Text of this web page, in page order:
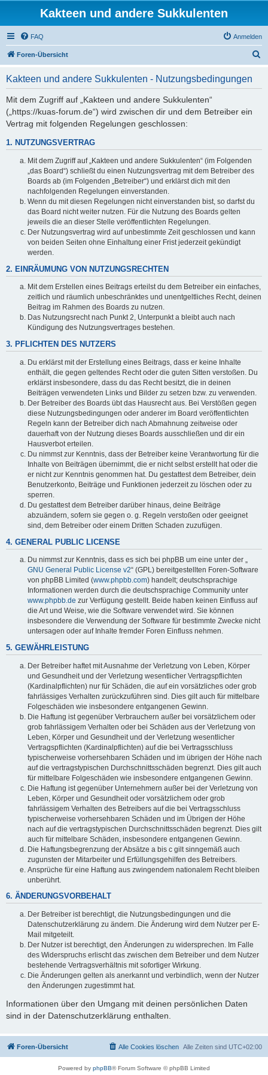
Kakteen und andere Sukkulenten
FAQ Anmelden
Foren-Übersicht
Kakteen und andere Sukkulenten - Nutzungsbedingungen
Mit dem Zugriff auf „Kakteen und andere Sukkulenten“
(„https://kuas-forum.de“) wird zwischen dir und dem Betreiber ein
Vertrag mit folgenden Regelungen geschlossen:
1. NUTZUNGSVERTRAG
Mit dem Zugriff auf „Kakteen und andere Sukkulenten“ (im Folgenden
„das Board“) schließt du einen Nutzungsvertrag mit dem Betreiber des
Boards ab (im Folgenden „Betreiber“) und erklärst dich mit den
nachfolgenden Regelungen einverstanden.
Wenn du mit diesen Regelungen nicht einverstanden bist, so darfst du
das Board nicht weiter nutzen. Für die Nutzung des Boards gelten
jeweils die an dieser Stelle veröffentlichten Regelungen.
Der Nutzungsvertrag wird auf unbestimmte Zeit geschlossen und kann
von beiden Seiten ohne Einhaltung einer Frist jederzeit gekündigt
werden.
2. EINRÄUMUNG VON NUTZUNGSRECHTEN
Mit dem Erstellen eines Beitrags erteilst du dem Betreiber ein einfaches,
zeitlich und räumlich unbeschränktes und unentgeltliches Recht, deinen
Beitrag im Rahmen des Boards zu nutzen.
Das Nutzungsrecht nach Punkt 2, Unterpunkt a bleibt auch nach
Kündigung des Nutzungsvertrages bestehen.
3. PFLICHTEN DES NUTZERS
Du erklärst mit der Erstellung eines Beitrags, dass er keine Inhalte
enthält, die gegen geltendes Recht oder die guten Sitten verstoßen. Du
erklärst insbesondere, dass du das Recht besitzt, die in deinen
Beiträgen verwendeten Links und Bilder zu setzen bzw. zu verwenden.
Der Betreiber des Boards übt das Hausrecht aus. Bei Verstößen gegen
diese Nutzungsbedingungen oder anderer im Board veröffentlichten
Regeln kann der Betreiber dich nach Abmahnung zeitweise oder
dauerhaft von der Nutzung dieses Boards ausschließen und dir ein
Hausverbot erteilen.
Du nimmst zur Kenntnis, dass der Betreiber keine Verantwortung für die
Inhalte von Beiträgen übernimmt, die er nicht selbst erstellt hat oder die
er nicht zur Kenntnis genommen hat. Du gestattest dem Betreiber, dein
Benutzerkonto, Beiträge und Funktionen jederzeit zu löschen oder zu
sperren.
Du gestattest dem Betreiber darüber hinaus, deine Beiträge
abzuändern, sofern sie gegen o. g. Regeln verstoßen oder geeignet
sind, dem Betreiber oder einem Dritten Schaden zuzufügen.
4. GENERAL PUBLIC LICENSE
Du nimmst zur Kenntnis, dass es sich bei phpBB um eine unter der „
GNU General Public License v2“ (GPL) bereitgestellten Foren-Software
von phpBB Limited (www.phpbb.com) handelt; deutschsprachige
Informationen werden durch die deutschsprachige Community unter
www.phpbb.de zur Verfügung gestellt. Beide haben keinen Einfluss auf
die Art und Weise, wie die Software verwendet wird. Sie können
insbesondere die Verwendung der Software für bestimmte Zwecke nicht
untersagen oder auf Inhalte fremder Foren Einfluss nehmen.
5. GEWÄHRLEISTUNG
Der Betreiber haftet mit Ausnahme der Verletzung von Leben, Körper
und Gesundheit und der Verletzung wesentlicher Vertragspflichten
(Kardinalpflichten) nur für Schäden, die auf ein vorsätzliches oder grob
fahrlässiges Verhalten zurückzuführen sind. Dies gilt auch für mittelbare
Folgeschäden wie insbesondere entgangenen Gewinn.
Die Haftung ist gegenüber Verbrauchern außer bei vorsätzlichem oder
grob fahrlässigem Verhalten oder bei Schäden aus der Verletzung von
Leben, Körper und Gesundheit und der Verletzung wesentlicher
Vertragspflichten (Kardinalpflichten) auf die bei Vertragsschluss
typischerweise vorhersehbaren Schäden und im übrigen der Höhe nach
auf die vertragstypischen Durchschnittsschäden begrenzt. Dies gilt auch
für mittelbare Folgeschäden wie insbesondere entgangenen Gewinn.
Die Haftung ist gegenüber Unternehmern außer bei der Verletzung von
Leben, Körper und Gesundheit oder vorsätzlichem oder grob
fahrlässigem Verhalten des Betreibers auf die bei Vertragsschluss
typischerweise vorhersehbaren Schäden und im Übrigen der Höhe
nach auf die vertragstypischen Durchschnittsschäden begrenzt. Dies gilt
auch für mittelbare Schäden, insbesondere entgangenen Gewinn.
Die Haftungsbegrenzung der Absätze a bis c gilt sinngemäß auch
zugunsten der Mitarbeiter und Erfüllungsgehilfen des Betreibers.
Ansprüche für eine Haftung aus zwingendem nationalem Recht bleiben
unberührt.
6. ÄNDERUNGSVORBEHALT
Der Betreiber ist berechtigt, die Nutzungsbedingungen und die
Datenschutzerklärung zu ändern. Die Änderung wird dem Nutzer per E-
Mail mitgeteilt.
Der Nutzer ist berechtigt, den Änderungen zu widersprechen. Im Falle
des Widerspruchs erlischt das zwischen dem Betreiber und dem Nutzer
bestehende Vertragsverhältnis mit sofortiger Wirkung.
Die Änderungen gelten als anerkannt und verbindlich, wenn der Nutzer
den Änderungen zugestimmt hat.
Informationen über den Umgang mit deinen persönlichen Daten
sind in der Datenschutzerklärung enthalten.
Foren-Übersicht Alle Zeiten sind UTC+02:00
Alle Cookies löschen
Powered by phpBB® Forum Software © phpBB Limited